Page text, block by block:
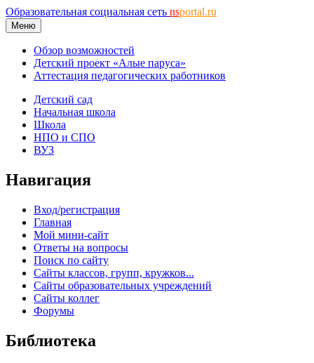
Образовательная социальная сеть nsportal.ru
Меню
Обзор возможностей
Детский проект «Алые паруса»
Аттестация педагогических работников
Детский сад
Начальная школа
Школа
НПО и СПО
ВУЗ
Навигация
Вход/регистрация
Главная
Мой мини-сайт
Ответы на вопросы
Поиск по сайту
Сайты классов, групп, кружков...
Сайты образовательных учреждений
Сайты коллег
Форумы
Библиотека